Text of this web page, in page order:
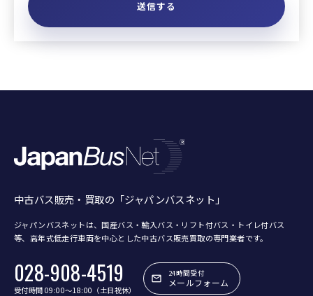
中古バス販売・買取の「ジャパンバスネット」
ジャパンバスネットは、国産バス・輸入バス・リフト付バス・トイレ付バス
等、 高年式低走行車両を中心とした中古バス販売買取の専門業者です。
028-908-4519
受付時間 09:00〜18:00（土日祝休）
24時間受付
メールフォーム